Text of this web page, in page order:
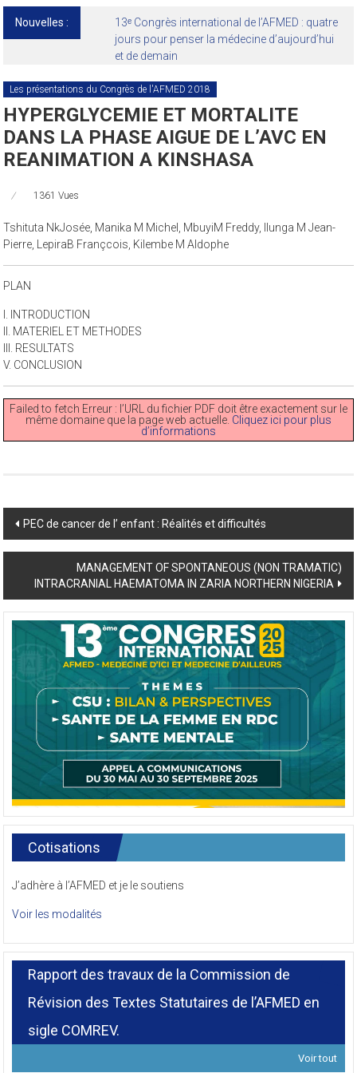
Nouvelles :
13ᵉ Congrès international de l’AFMED : quatre
jours pour penser la médecine d’aujourd’hui
et de demain
Les présentations du Congrès de l'AFMED 2018
HYPERGLYCEMIE ET MORTALITE
DANS LA PHASE AIGUE DE L’AVC EN
REANIMATION A KINSHASA
1361 Vues
Tshituta NkJosée, Manika M Michel, MbuyiM Freddy, Ilunga M Jean-
Pierre, LepiraB Françcois, Kilembe M Aldophe
PLAN
I. INTRODUCTION
II. MATERIEL ET METHODES
III. RESULTATS
V. CONCLUSION
Failed to fetch Erreur : l’URL du fichier PDF doit être exactement sur le
même domaine que la page web actuelle. Cliquez ici pour plus
d’informations
Post
navigation
PEC de cancer de l’ enfant : Réalités et difficultés
MANAGEMENT OF SPONTANEOUS (NON TRAMATIC)
INTRACRANIAL HAEMATOMA IN ZARIA NORTHERN NIGERIA
Cotisations
J’adhère à l’AFMED et je le soutiens
Voir les modalités
Rapport des travaux de la Commission de
Révision des Textes Statutaires de l’AFMED en
sigle COMREV.
Voir tout